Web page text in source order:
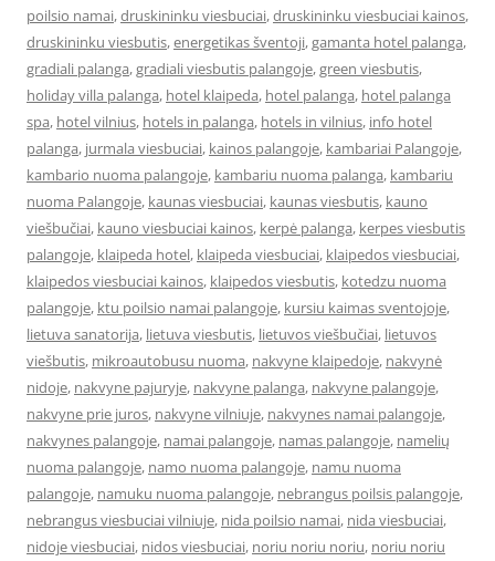
poilsio namai,druskininku viesbuciai,druskininku viesbuciai kainos,
druskininku viesbutis,energetikas šventoji,gamanta hotel palanga,
gradiali palanga,gradiali viesbutis palangoje,green viesbutis,
holiday villa palanga, hotel klaipeda, hotel palanga, hotel palanga
spa, hotel vilnius, hotels in palanga, hotels in vilnius, info hotel
palanga, jurmala viesbuciai, kainos palangoje, kambariai Palangoje,
kambario nuoma palangoje, kambariu nuoma palanga, kambariu
nuoma Palangoje, kaunas viesbuciai, kaunas viesbutis, kauno
viešbučiai, kauno viesbuciai kainos, kerpė palanga, kerpes viesbutis
palangoje, klaipeda hotel, klaipeda viesbuciai, klaipedos viesbuciai,
klaipedos viesbuciai kainos, klaipedos viesbutis, kotedzu nuoma
palangoje, ktu poilsio namai palangoje, kursiu kaimas sventojoje,
lietuva sanatorija, lietuva viesbutis, lietuvos viešbučiai, lietuvos
viešbutis, mikroautobusu nuoma, nakvyne klaipedoje, nakvynė
nidoje, nakvyne pajuryje, nakvyne palanga, nakvyne palangoje,
nakvyne prie juros, nakvyne vilniuje, nakvynes namai palangoje,
nakvynes palangoje, namai palangoje, namas palangoje, namelių
nuoma palangoje, namo nuoma palangoje, namu nuoma
palangoje, namuku nuoma palangoje, nebrangus poilsis palangoje,
nebrangus viesbuciai vilniuje, nida poilsio namai, nida viesbuciai,
nidoje viesbuciai, nidos viesbuciai, noriu noriu noriu, noriu noriu